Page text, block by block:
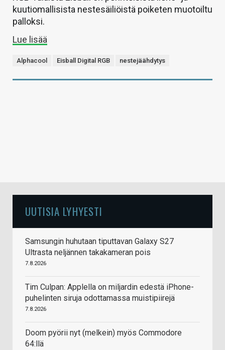
kuutiomallisista nestesäiliöistä poiketen muotoiltu
palloksi.
Lue lisää
Alphacool Eisball Digital RGB nestejäähdytys
UUTISIA LYHYESTI
Samsungin huhutaan tiputtavan Galaxy S27
Ultrasta neljännen takakameran pois
7.8.2026
Tim Culpan: Applella on miljardin edestä iPhone-
puhelinten siruja odottamassa muistipiirejä
7.8.2026
Doom pyörii nyt (melkein) myös Commodore
64:llä